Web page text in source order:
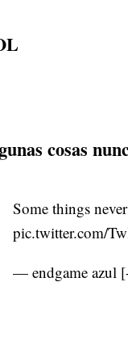
cosas
Some things
pic.twitter.com/
— endgame azul